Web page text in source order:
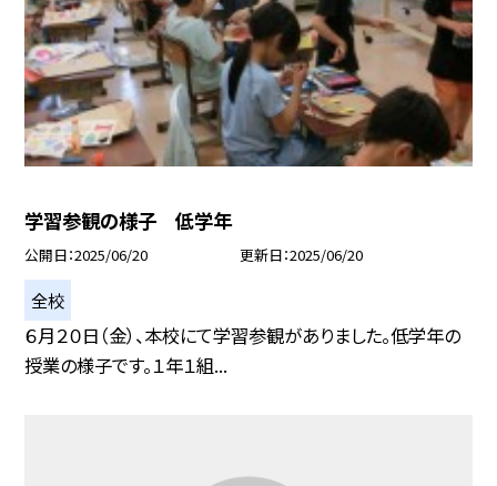
学習参観の様子 低学年
公開日 2025/06/20 更新日 2025/06/20
全校
６月２０日（金）、本校にて学習参観がありました。低学年の
授業の様子です。１年１組...